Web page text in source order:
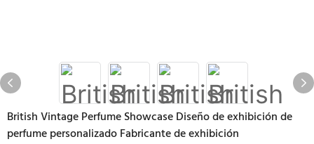
British Vintage Perfume Showcase Diseño de exhibición de
perfume personalizado Fabricante de exhibición